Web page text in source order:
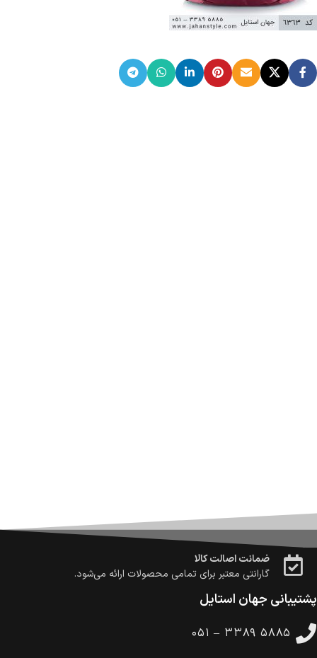
امکان پرداخت اقساطی
خرید اقساطی با شرایط آسان و بدون ضامن امکان‌پذیر
است.
ضمانت اصالت کالا
گارانتی معتبر برای تمامی محصولات ارائه می‌شود.
پشتیبانی جهان استایل
۰۵۱ – ۳۳۸۹ ۵۸۸۵